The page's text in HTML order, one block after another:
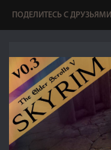
ПОДЕЛИТЕСЬ С ДРУЗЬЯМИ